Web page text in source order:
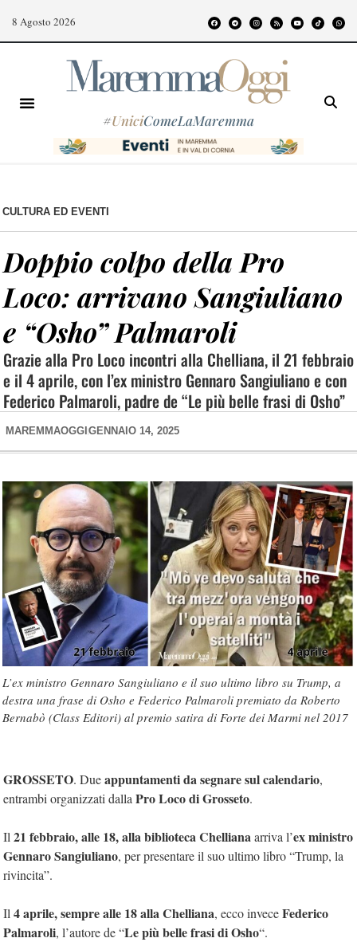
8 Agosto 2026
#UniciComeLaMaremma
CULTURA ED EVENTI
Doppio colpo della Pro
Loco: arrivano Sangiuliano
e “Osho” Palmaroli
Grazie alla Pro Loco incontri alla Chelliana, il 21 febbraio
e il 4 aprile, con l’ex ministro Gennaro Sangiuliano e con
Federico Palmaroli, padre de “Le più belle frasi di Osho”
MAREMMAOGGI GENNAIO 14, 2025
L’ex ministro Gennaro Sangiuliano e il suo ultimo libro su Trump, a
destra una frase di Osho e Federico Palmaroli premiato da Roberto
Bernabò (Class Editori) al premio satira di Forte dei Marmi nel 2017
GROSSETO. Dueappuntamenti da segnare sul calendario,
entrambi organizzati dalla Pro Loco di Grosseto.
Il 21 febbraio, alle 18, alla biblioteca Chellianaarriva l’ex ministro
Gennaro Sangiuliano, per presentare il suo ultimo libro “Trump, la
rivincita”.
Il 4 aprile, sempre alle 18 alla Chelliana, ecco inveceFederico
Palmaroli, l’autore de “Le più belle frasi di Osho“.